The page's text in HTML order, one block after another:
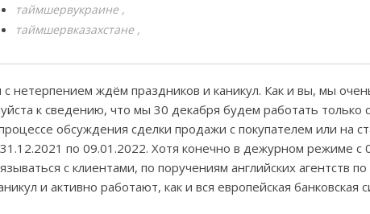
таймшервукраине
таймшервказахстане
ждём праздников и каникул. Как и вы, мы
к сведению, что мы 30 декабря будем работать только
обсуждения сделки продажи с покупателем или на
по 09.01.2022. Хотя конечно в дежурном режиме с
с клиентами, по поручениям английских агентств
и активно работают, как и вся европейская банковская